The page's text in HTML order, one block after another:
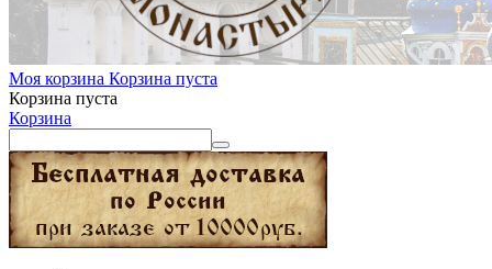
Моя корзина Корзина пуста
Корзина пуста
Корзина